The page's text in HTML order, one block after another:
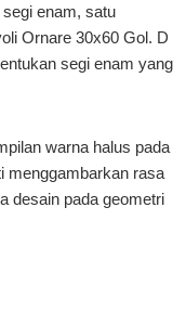
enam, satu
Ornare 30x60 Gol. D
segi enam yang
warna halus pada
menggambarkan rasa
desain pada geometri